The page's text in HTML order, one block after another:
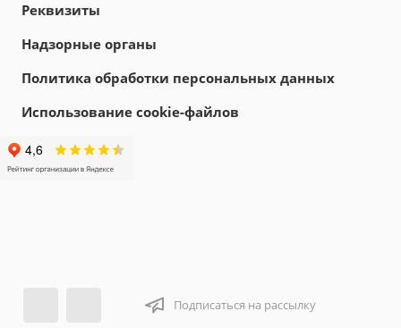
Реквизиты
Надзорные органы
Политика обработки персональных данных
Использование cookie-файлов
Подписаться на рассылку